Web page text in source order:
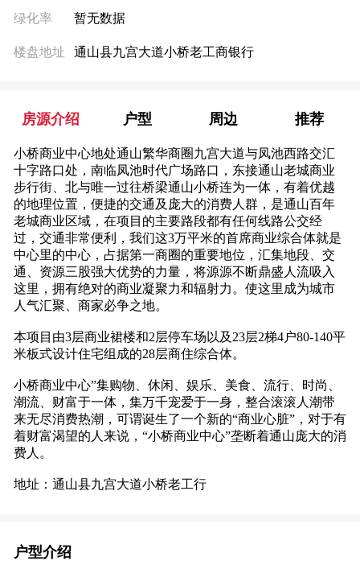
绿化率 暂无数据
楼盘地址 通山县九宫大道小桥老工商银行
房源介绍 户型 周边 推荐
小桥商业中心地处通山繁华商圈九宫大道与凤池西路交汇
十字路口处，南临凤池时代广场路口，东接通山老城商业
步行街、北与唯一过往桥梁通山小桥连为一体，有着优越
的地理位置，便捷的交通及庞大的消费人群，是通山百年
老城商业区域，在项目的主要路段都有任何线路公交经
过，交通非常便利，我们这3万平米的首席商业综合体就是
中心里的中心，占据第一商圈的重要地位，汇集地段、交
通、资源三股强大优势的力量，将源源不断鼎盛人流吸入
这里，拥有绝对的商业凝聚力和辐射力。使这里成为城市
人气汇聚、商家必争之地。
本项目由3层商业裙楼和2层停车场以及23层2梯4户80-140平
米板式设计住宅组成的28层商住综合体。
小桥商业中心”集购物、休闲、娱乐、美食、流行、时尚、
潮流、财富于一体，集万千宠爱于一身，整合滚滚人潮带
来无尽消费热潮，可谓诞生了一个新的“商业心脏”，对于有
着财富渴望的人来说，“小桥商业中心”垄断着通山庞大的消
费人。
地址：通山县九宫大道小桥老工行
户型介绍